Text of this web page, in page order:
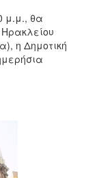
μ.μ., θα
η Δημοτική